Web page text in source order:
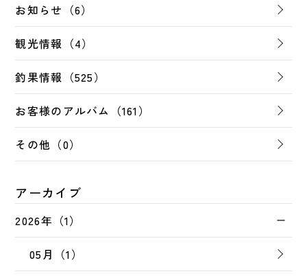
お知らせ（6）
観光情報（4）
釣果情報（525）
お客様のアルバム（161）
その他（0）
アーカイブ
2026年（1）
05月（1）